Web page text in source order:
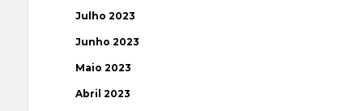
Julho 2023
Junho 2023
Maio 2023
Abril 2023